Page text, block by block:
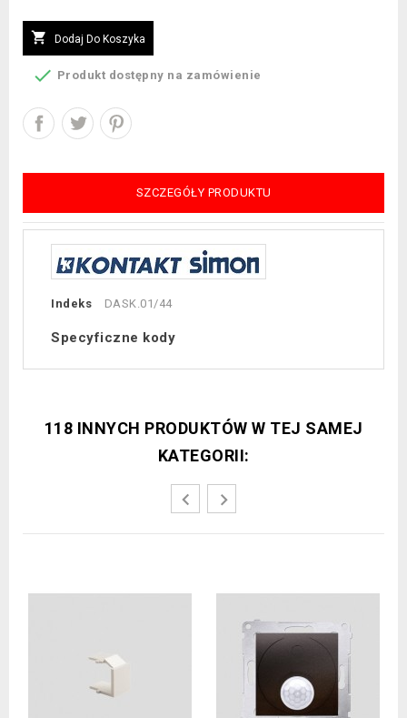
 Dodaj Do Koszyka
 Produkt dostępny na zamówienie
SZCZEGÓŁY PRODUKTU
Indeks DASK.01/44
Specyficzne kody
118 INNYCH PRODUKTÓW W TEJ SAMEJ
KATEGORII: